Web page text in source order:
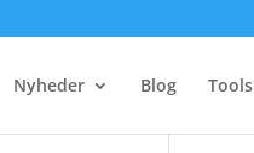
Nyheder Blog Tools